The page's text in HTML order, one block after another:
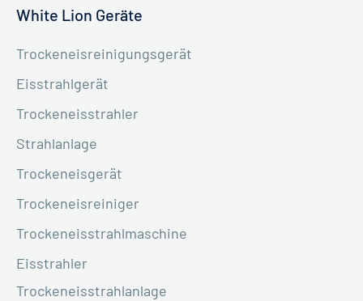
White Lion Geräte
Trockeneisreinigungsgerät
Eisstrahlgerät
Trockeneisstrahler
Strahlanlage
Trockeneisgerät
Trockeneisreiniger
Trockeneisstrahlmaschine
Eisstrahler
Trockeneisstrahlanlage